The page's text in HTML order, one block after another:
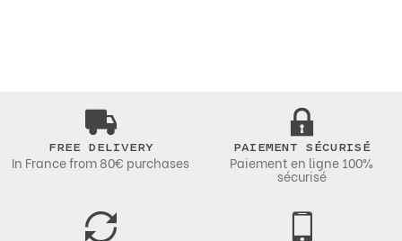
FREE DELIVERY
In France from 80€ purchases
PAIEMENT SÉCURISÉ
Paiement en ligne 100%
sécurisé